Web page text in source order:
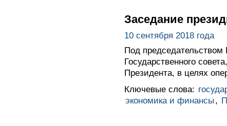
Заседание
10 сентября 2018 года
Под
Государственного
Президента, в целях
Ключевые слова:
экономика и финансы ,